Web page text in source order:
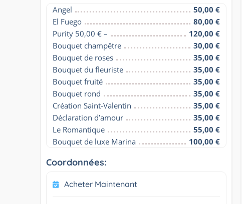
Angel
50,00 €
El Fuego
80,00 €
Purity 50,00 € –
120,00 €
Bouquet champêtre
30,00 €
Bouquet de roses
35,00 €
Bouquet du fleuriste
35,00 €
Bouquet fruité
35,00 €
Bouquet rond
35,00 €
Création Saint-Valentin
35,00 €
Déclaration d’amour
35,00 €
Le Romantique
55,00 €
Bouquet de luxe Marina
100,00 €
Coordonnées:
Acheter Maintenant